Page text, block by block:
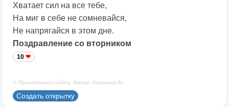
Хватает сил на все тебе,
На миг в себе не сомневайся,
Не напрягайся в этом дне.
Поздравление со вторником
10
© Принадлежит сайту. Автор: Берсанов М.
Создать открытку